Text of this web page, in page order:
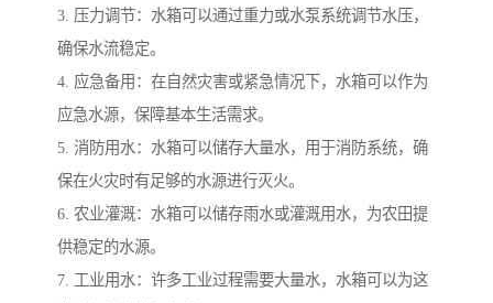
3. 压力调节：水箱可以通过重力或水泵系统调节水压，
确保水流稳定。
4. 应急备用：在自然灾害或紧急情况下，水箱可以作为
应急水源，保障基本生活需求。
5. 消防用水：水箱可以储存大量水，用于消防系统，确
保在火灾时有足够的水源进行灭火。
6. 农业灌溉：水箱可以储存雨水或灌溉用水，为农田提
供稳定的水源。
7. 工业用水：许多工业过程需要大量水，水箱可以为这